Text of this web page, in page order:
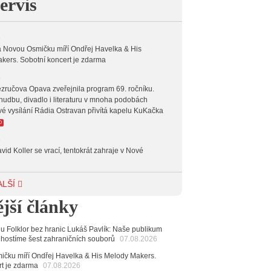
Novou Osmičku míří Ondřej Havelka & His
Sobotní koncert je zdarma
Opava zveřejnila program 69. ročníku.
divadlo i literaturu v mnoha podobách
vysílání Rádia Ostravan přivítá kapelu KuKačka
Koller se vrací, tentokrát zahraje v Nové
hudebního festivalu zbývá měsíc
Ostravy se vrací britští Modestep, vystoupí v
klubu Barrák
VIDEO
historky ze života ostravské kapely Verše:
baterek až po kuriózní krádež kláves
články
Folklor bez hranic Lukáš Pavlík: Naše publikum
šest zahraničních souborů
07.08.2026
míří Ondřej Havelka & His Melody Makers.
je zdarma 07.08.2026